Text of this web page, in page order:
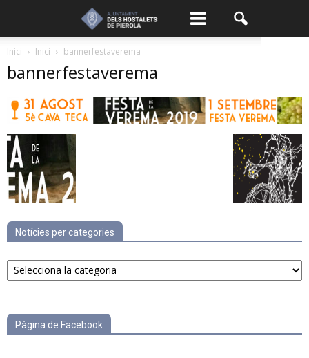
Inici Inici bannerfestaverema
bannerfestaverema
Notícies per categories
Notícies
per
Pàgina de Facebook